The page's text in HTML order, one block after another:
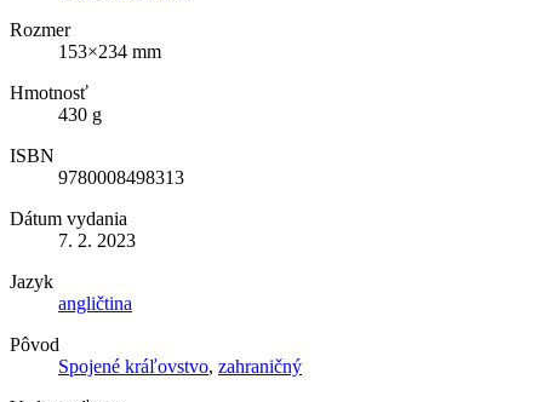
Rozmer
153×234 mm
Hmotnosť
430 g
ISBN
9780008498313
Dátum vydania
7. 2. 2023
Jazyk
angličtina
Pôvod
Spojené kráľovstvo, zahraničný